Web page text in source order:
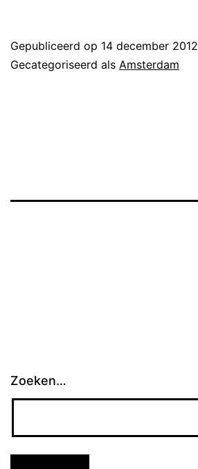
Gepubliceerd op 14 december 2012
Gecategoriseerd als Amsterdam
Zoeken…